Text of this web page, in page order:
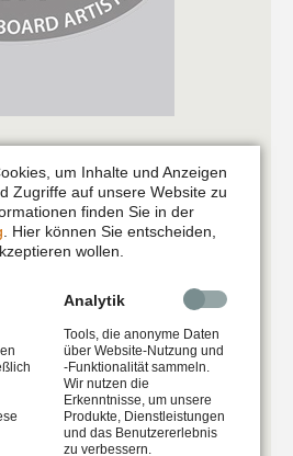
AWARD
Ausstellungen,Auszeichnung |
International Society Scratchboard
,Vogel | von Diana Höhlig
"Nose-Dive" wurde auf der
ISSA (International Society
in Ohio, U.S.A. mit dem
ausgezeichnet.
um Inhalte und Anzeigen
Zugriffe auf unsere Website zu
finden Sie in der
. Hier können Sie entscheiden,
wollen.
Analytik
Tools, die anonyme Daten
über Website-Nutzung und
-Funktionalität sammeln.
Wir nutzen die
Erkenntnisse, um unsere
Produkte, Dienstleistungen
und das Benutzererlebnis
zu verbessern.